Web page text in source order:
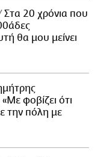
Στα 20 χρόνια που
θα μου μείνει
φοβίζει ότι
την πόλη με